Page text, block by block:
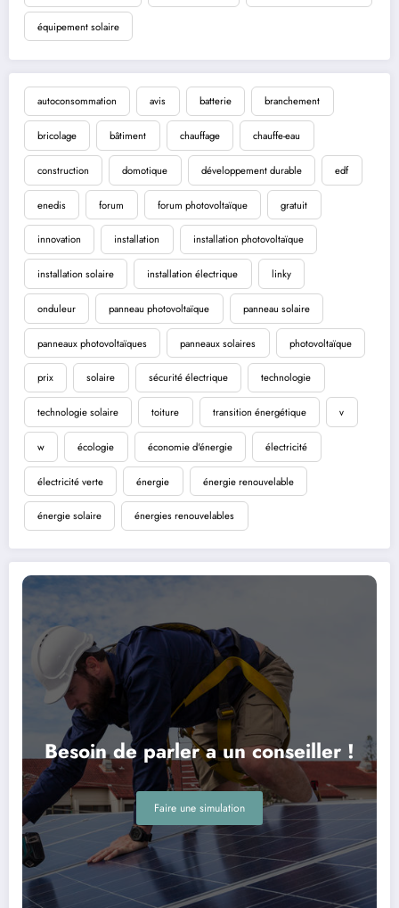
équipement solaire
autoconsommation avis batterie branchement
bricolage bâtiment chauffage chauffe-eau
construction domotique développement durable edf
enedis forum forum photovoltaïque gratuit
innovation installation installation photovoltaïque
installation solaire installation électrique linky
onduleur panneau photovoltaïque panneau solaire
panneaux photovoltaïques panneaux solaires photovoltaïque
prix solaire sécurité électrique technologie
technologie solaire toiture transition énergétique v
w écologie économie d'énergie électricité
électricité verte énergie énergie renouvelable
énergie solaire énergies renouvelables
Besoin de parler a un conseiller !
Faire une simulation